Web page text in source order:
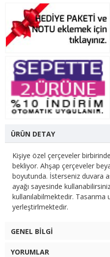
ÜRÜN DETAY
Kişiye özel çerçeveler
bekliyor. Ahşap çerçeveler
boyutunda. İsterseniz duvara
ayağı sayesinde
kullanılabilmektedir.
yerleştirlmektedir.
GENEL BILGI
YORUMLAR